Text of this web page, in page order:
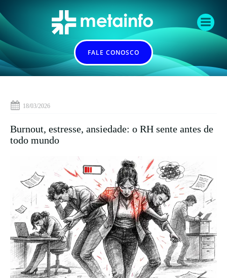
para
o
conteúdo
FALE CONOSCO
18/03/2026
Burnout, estresse, ansiedade: o RH sente antes de
todo mundo